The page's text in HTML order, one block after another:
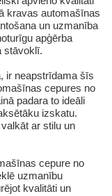
kravas automašīnas
un uzmanība
apģērba
stāvoklī.
ir neapstrīdama šīs
cepures no
padara to ideāli
izskatu.
ar stilu un
cepure no
uzmanību
kvalitāti un